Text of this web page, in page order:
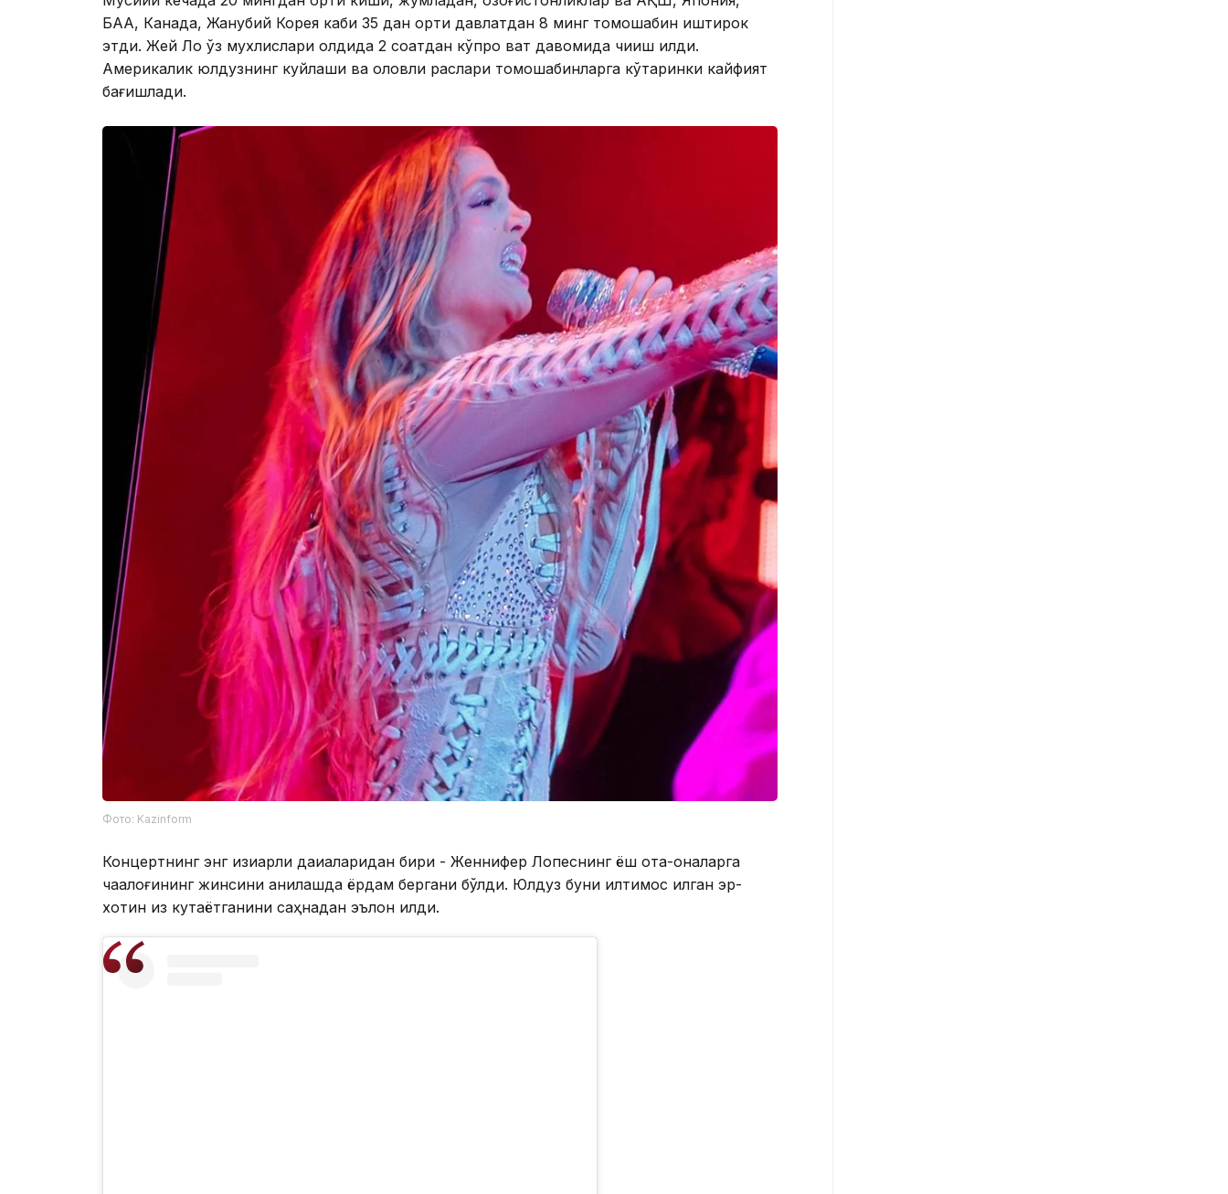
БАА, Канада, Жанубий Корея каби 35 дан ортиқ давлатдан 8 минг томошабин иштирок
этди. Жей Ло ўз мухлислари олдида 2 соатдан кўпроқ вақт давомида чиқиш қилди.
Америкалик юлдузнинг куйлаши ва оловли рақслари томошабинларга кўтаринки кайфият
бағишлади.
Фото: Kazinform
Концертнинг энг қизиқарли дақиқаларидан бири - Женнифер Лопеснинг ёш ота-оналарга
чақалоғининг жинсини аниқлашда ёрдам бергани бўлди. Юлдуз буни илтимос қилган эр-
хотин қиз кутаётганини саҳнадан эълон қилди.